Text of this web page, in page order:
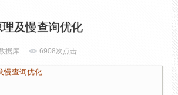
及慢查询优化
据库 6908次点击